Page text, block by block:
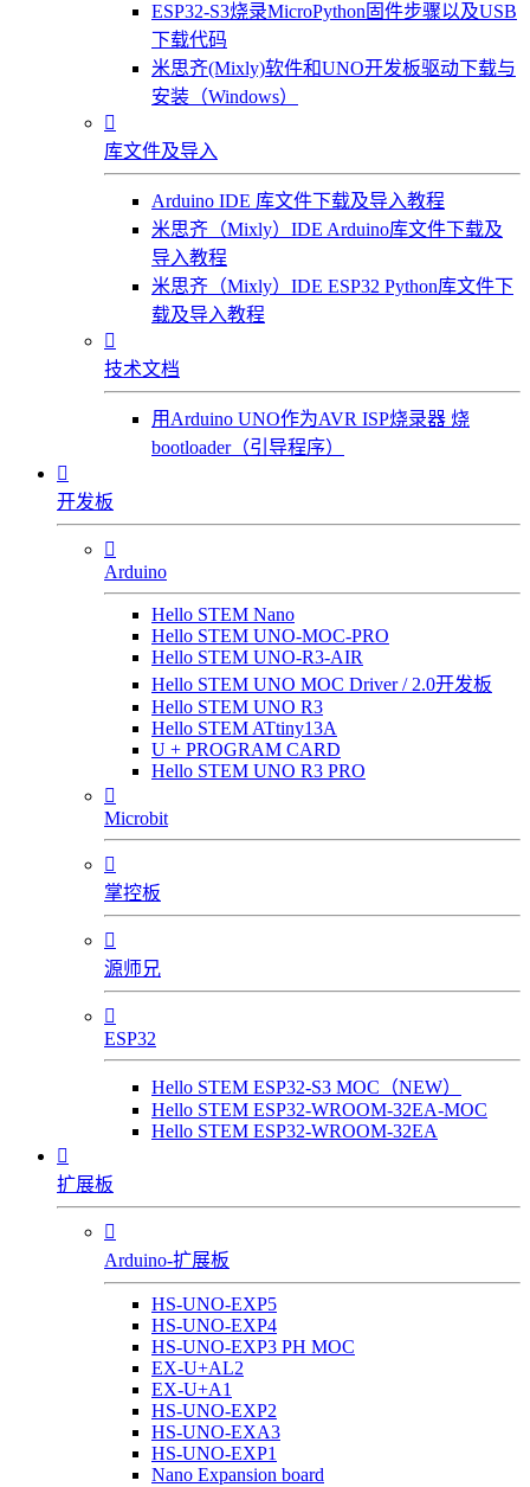
ESP32-S3烧录MicroPython固件步骤以及USB
下载代码
米思齐(Mixly)软件和UNO开发板驱动下载与
安装（Windows）

库文件及导入
Arduino IDE 库文件下载及导入教程
米思齐（Mixly）IDE Arduino库文件下载及
导入教程
米思齐（Mixly）IDE ESP32 Python库文件下
载及导入教程

技术文档
用Arduino UNO作为AVR ISP烧录器 烧
bootloader（引导程序）

开发板

Arduino
Hello STEM Nano
Hello STEM UNO-MOC-PRO
Hello STEM UNO-R3-AIR
Hello STEM UNO MOC Driver / 2.0开发板
Hello STEM UNO R3
Hello STEM ATtiny13A
U + PROGRAM CARD
Hello STEM UNO R3 PRO

Microbit

掌控板

源师兄

ESP32
Hello STEM ESP32-S3 MOC（NEW）
Hello STEM ESP32-WROOM-32EA-MOC
Hello STEM ESP32-WROOM-32EA

扩展板

Arduino-扩展板
HS-UNO-EXP5
HS-UNO-EXP4
HS-UNO-EXP3 PH MOC
EX-U+AL2
EX-U+A1
HS-UNO-EXP2
HS-UNO-EXA3
HS-UNO-EXP1
Nano Expansion board